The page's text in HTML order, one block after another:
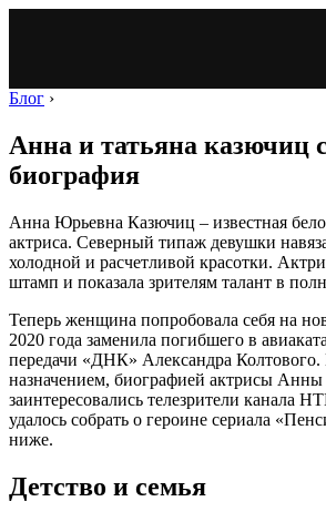
Блог ›
Анна и татьяна казючиц
биография
Анна Юрьевна Казючиц – известная
актриса. Северный типаж девушки
холодной и расчетливой красотки.
штамп и показала зрителям талант в
Теперь женщина попробовала себя на
2020 года заменила погибшего в
передачи «ДНК» Александра
назначением, биографией актрисы
заинтересовались телезрители канала
удалось собрать о героине сериала
ниже.
Детство и семья